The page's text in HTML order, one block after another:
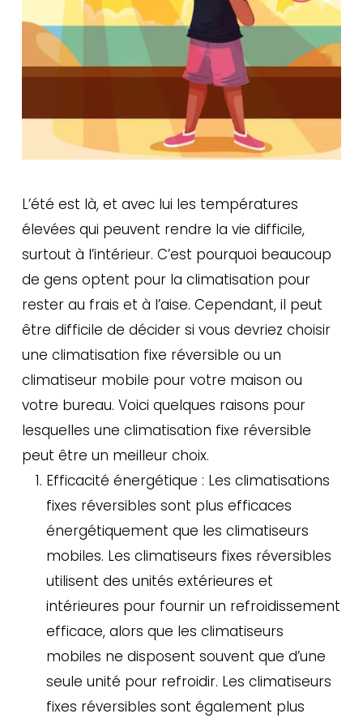
L’été est là, et avec lui les températures
élevées qui peuvent rendre la vie difficile,
surtout à l’intérieur. C’est pourquoi beaucoup
de gens optent pour la climatisation pour
rester au frais et à l’aise. Cependant, il peut
être difficile de décider si vous devriez choisir
une climatisation fixe réversible ou un
climatiseur mobile pour votre maison ou
votre bureau. Voici quelques raisons pour
lesquelles une climatisation fixe réversible
peut être un meilleur choix.
Efficacité énergétique : Les climatisations
fixes réversibles sont plus efficaces
énergétiquement que les climatiseurs
mobiles. Les climatiseurs fixes réversibles
utilisent des unités extérieures et
intérieures pour fournir un refroidissement
efficace, alors que les climatiseurs
mobiles ne disposent souvent que d’une
seule unité pour refroidir. Les climatiseurs
fixes réversibles sont également plus